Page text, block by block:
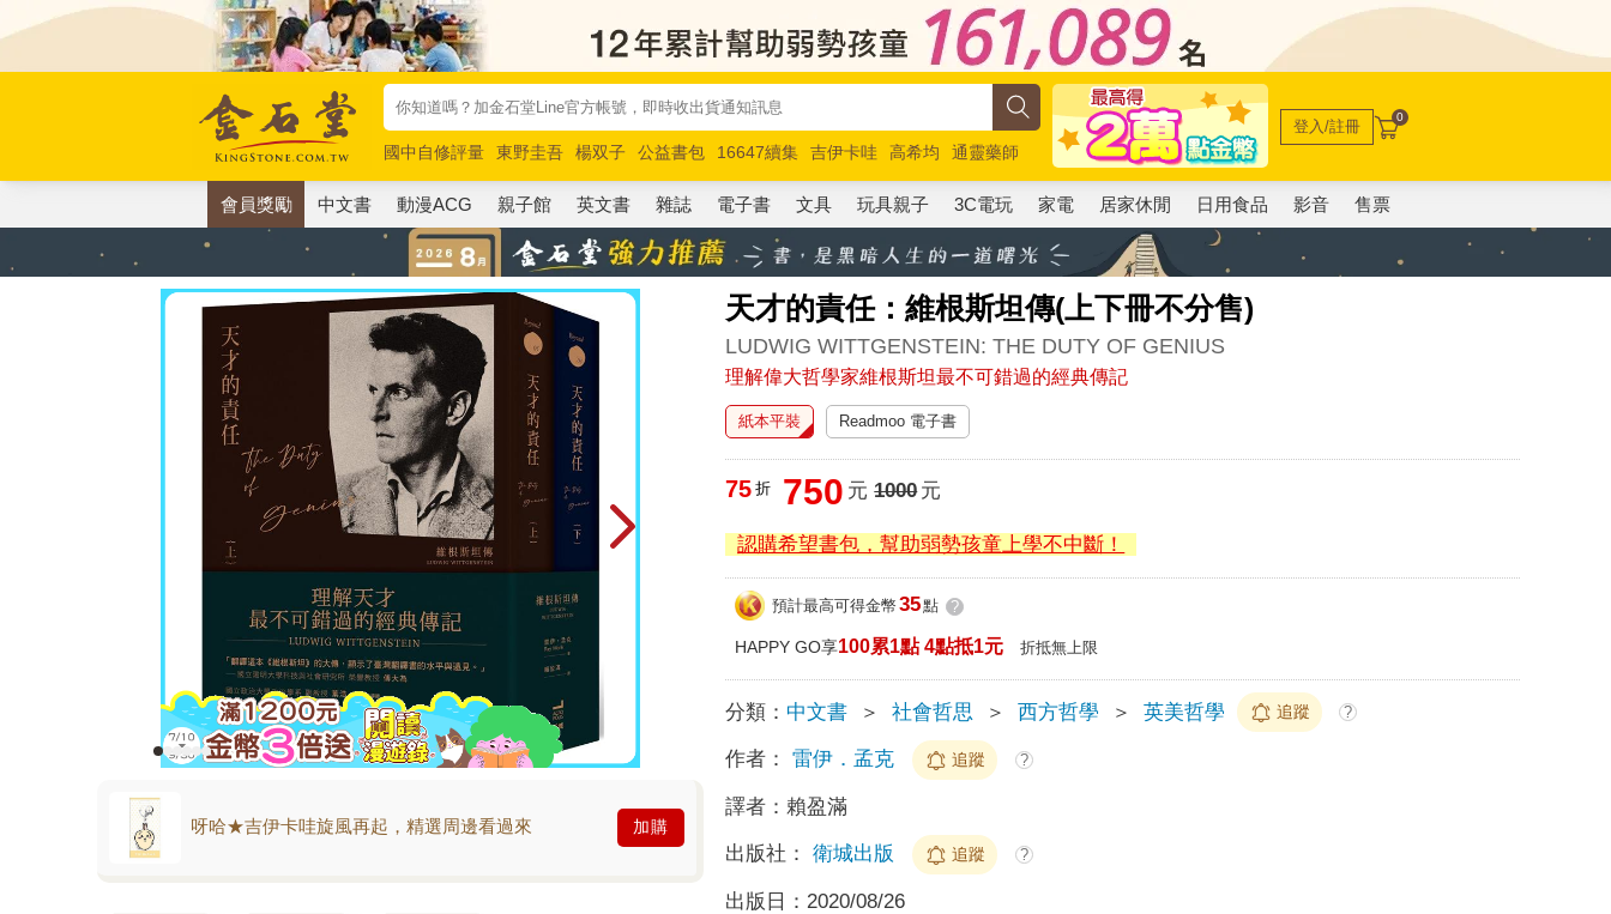
國中自修評量 東野圭吾 楊双子 公益書包 16647續集 吉伊卡哇 高希均
通靈藥師
唯紅花綻放
奧德賽 路邊攤新作 馬斯克 玩具總動員5 超慢跑
登入/註冊 0
會員獎勵 中文書 動漫ACG 親子館 英文書 雜誌 電子書 文具 玩具親子 3C電玩 家電 居家休閒 日用食品 影音 售票
天才的責任：維根斯坦傳(上下冊不分售)
LUDWIG WITTGENSTEIN: THE DUTY OF GENIUS
理解偉大哲學家維根斯坦最不可錯過的經典傳記
呀哈★吉伊卡哇旋風再起，精選周邊看過來 加購
紙本平裝 Readmoo 電子書
75 折 750 元 1000元
認購希望書包，幫助弱勢孩童上學不中斷！
預計最高可得金幣 35點 ?
HAPPY GO享100累1點 4點抵1元 折抵無上限
分類： 中文書 ＞ 社會哲思 ＞ 西方哲學 ＞ 英美哲學 追蹤 ?
作者： 雷伊．孟克 追蹤 ?
譯者： 賴盈滿
出版社： 衛城出版 追蹤 ?
出版日： 2020/08/26